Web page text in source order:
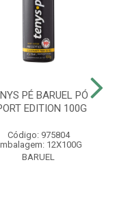
PÉ BARUEL PÓ
EDITION 100G
Código: 975804
12X100G
BARUEL